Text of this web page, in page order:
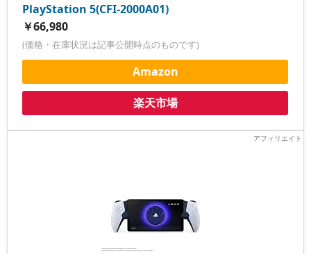
PlayStation 5(CFI-2000A01)
￥66,980
(価格・在庫状況は記事公開時点のものです)
Amazon
楽天市場